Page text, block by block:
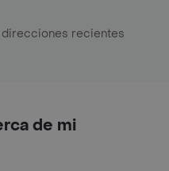
direcciones recientes
de mi